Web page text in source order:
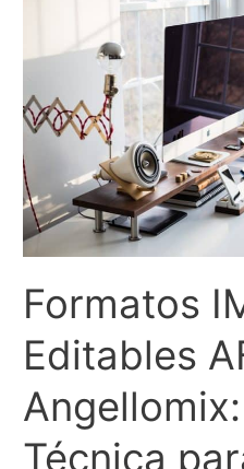
AFIL
en
Angellomix
Formatos
Editables
Técnica